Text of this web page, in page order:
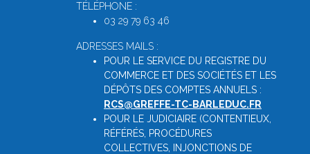
TÉLÉPHONE :
03 29 79 63 46
ADRESSES MAILS :
POUR LE SERVICE DU REGISTRE DU
COMMERCE ET DES SOCIÉTÉS ET LES
DÉPÔTS DES COMPTES ANNUELS :
RCS@GREFFE-TC-BARLEDUC.FR
POUR LE JUDICIAIRE (CONTENTIEUX,
RÉFÉRÉS, PROCÉDURES
COLLECTIVES, INJONCTIONS DE